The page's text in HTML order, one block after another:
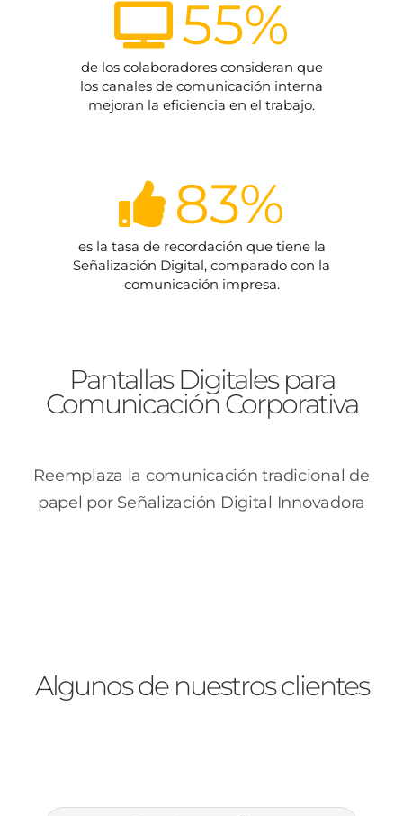
55%
de los colaboradores consideran que
los canales de comunicación interna
mejoran la eficiencia en el trabajo.
83%
es la tasa de recordación que tiene la
Señalización Digital, comparado con la
comunicación impresa.
Pantallas Digitales para
Comunicación Corporativa
Reemplaza la comunicación tradicional de
papel por Señalización Digital Innovadora
Circuito
de
Algunos de nuestros clientes